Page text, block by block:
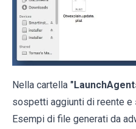
Nella cartella
sospetti aggiunti di reente e
Esempi di file generati da